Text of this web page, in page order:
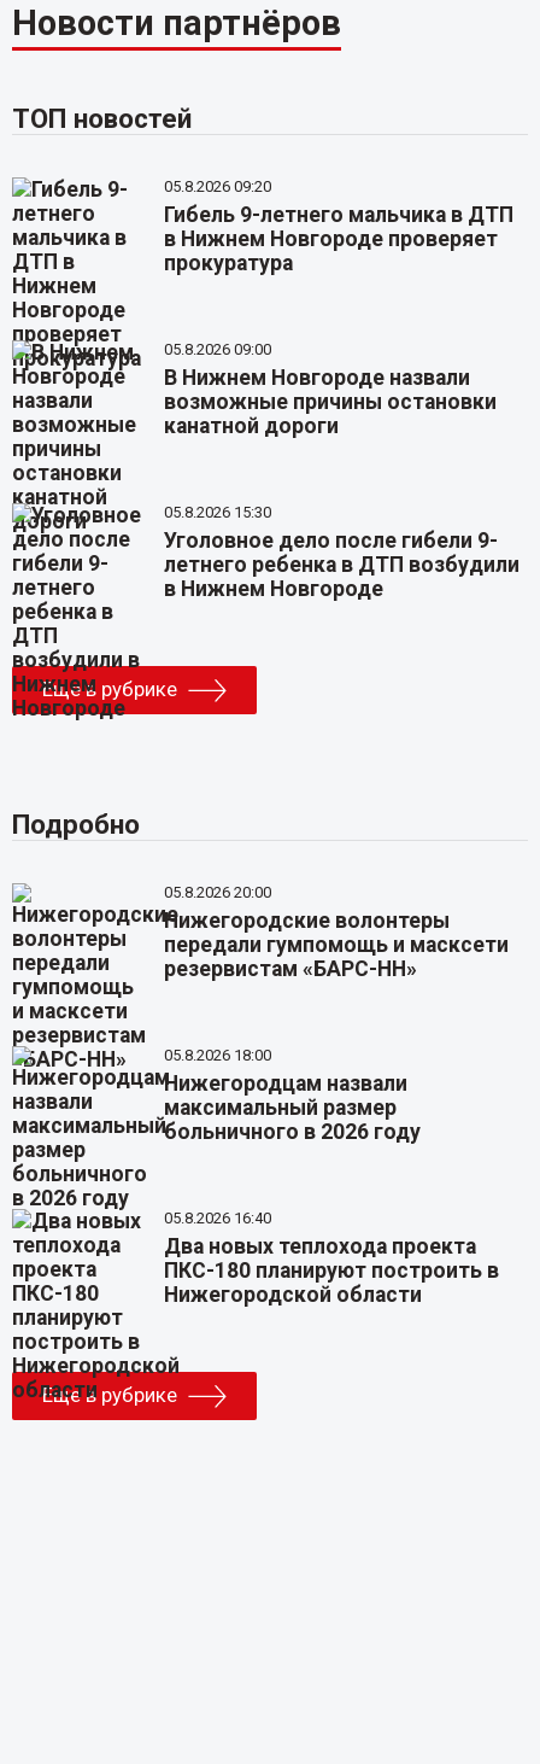
Новости партнёров
ТОП новостей
05.8.2026 09:20
Гибель 9-летнего мальчика в ДТП
в Нижнем Новгороде проверяет
прокуратура
05.8.2026 09:00
В Нижнем Новгороде назвали
возможные причины остановки
канатной дороги
05.8.2026 15:30
Уголовное дело после гибели 9-
летнего ребенка в ДТП возбудили
в Нижнем Новгороде
Еще в рубрике
Подробно
05.8.2026 20:00
Нижегородские волонтеры
передали гумпомощь и масксети
резервистам «БАРС-НН»
05.8.2026 18:00
Нижегородцам назвали
максимальный размер
больничного в 2026 году
05.8.2026 16:40
Два новых теплохода проекта
ПКС-180 планируют построить в
Нижегородской области
Еще в рубрике